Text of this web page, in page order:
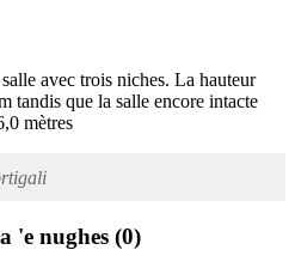
avec trois niches. La hauteur
tandis que la salle encore intacte
mètres
'e nughes (0)